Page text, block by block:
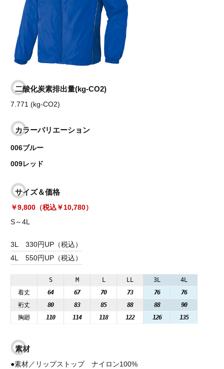
二酸化炭素排出量(kg-CO2)
7.771 (kg-CO2)
カラーバリエーション
006ブルー
009レッド
サイズ＆価格
￥9,800（税込￥10,780）
S～4L
3L
330円UP（税込）
4L
550円UP（税込）
S M L LL 3L
4L
着丈
64 67 70 73 76
76
裄丈
80 83 85 88 88
90
胸廻
110 114 118 122 126 135
素材
●素材／リップストップ ナイロン100%